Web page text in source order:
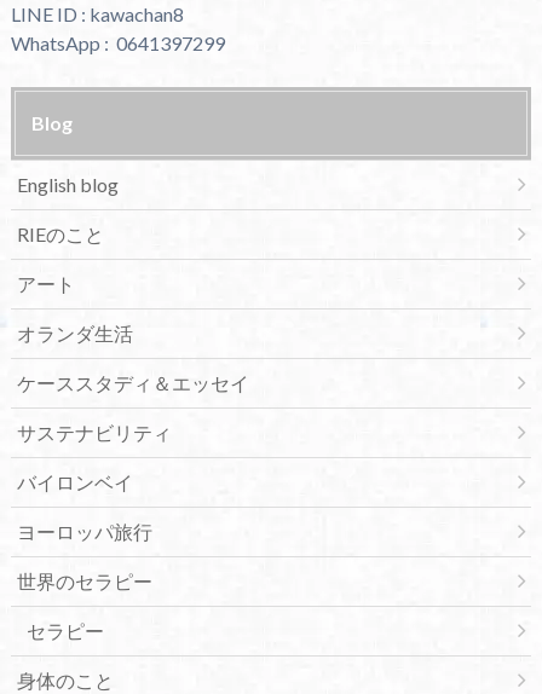
LINE ID : kawachan8
WhatsApp : 0641397299
Blog
English blog
RIEのこと
アート
オランダ生活
ケーススタディ＆エッセイ
サステナビリティ
バイロンベイ
ヨーロッパ旅行
世界のセラピー
セラピー
身体のこと